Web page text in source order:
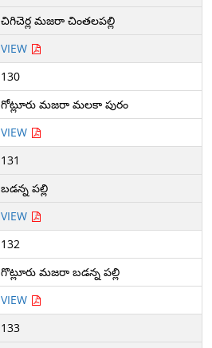
చిగిచెర్ల మజరా చింతలపల్లి
VIEW
130
గోట్లూరు మజరా మలకా పురం
VIEW
131
బడన్న పల్లి
VIEW
132
గొట్లూరు మజరా బడన్న పల్లి
VIEW
133